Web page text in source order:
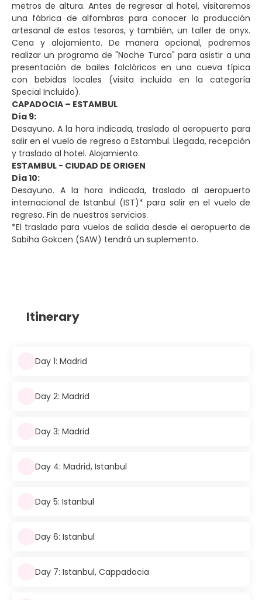
metros de altura. Antes de regresar al hotel, visitaremos
una fábrica de alfombras para conocer la producción
artesanal de estos tesoros, y también, un taller de onyx.
Cena y alojamiento. De manera opcional, podremos
realizar un programa de "Noche Turca" para asistir a una
presentación de bailes folclóricos en una cueva típica
con bebidas locales (visita incluida en la categoría
Special Incluido).
CAPADOCIA – ESTAMBUL
Día 9:
Desayuno. A la hora indicada, traslado al aeropuerto para
salir en el vuelo de regreso a Estambul. Llegada, recepción
y traslado al hotel. Alojamiento.
ESTAMBUL - CIUDAD DE ORIGEN
Día 10:
Desayuno. A la hora indicada, traslado al aeropuerto
internacional de Istanbul (IST)* para salir en el vuelo de
regreso. Fin de nuestros servicios.
*El traslado para vuelos de salida desde el aeropuerto de
Sabiha Gokcen (SAW) tendrá un suplemento.
Itinerary
Day 1: Madrid
Day 2: Madrid
Day 3: Madrid
Day 4: Madrid, Istanbul
Day 5: Istanbul
Day 6: Istanbul
Day 7: Istanbul, Cappadocia